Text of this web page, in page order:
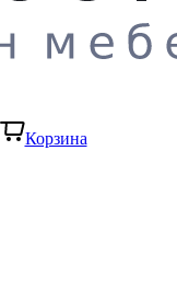
Корзина